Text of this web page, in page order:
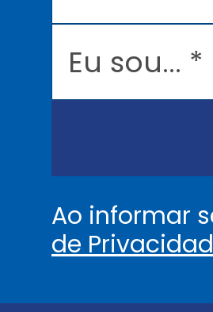
lE
.
Ao informar
de